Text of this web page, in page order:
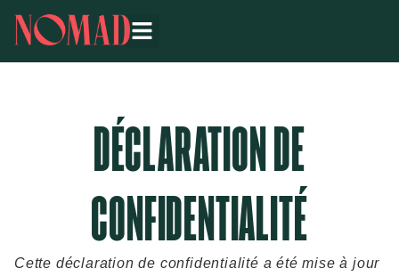
DÉCLARATION DE
CONFIDENTIALITÉ
Cette déclaration de confidentialité a été mise à jour